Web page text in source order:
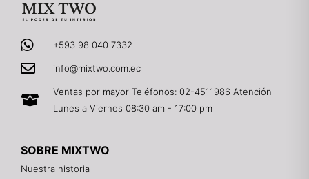
+593 98 040 7332
info@mixtwo.com.ec
Ventas por mayor Teléfonos: 02-4511986 Atención
Lunes a Viernes 08:30 am - 17:00 pm
SOBRE MIXTWO
Nuestra historia